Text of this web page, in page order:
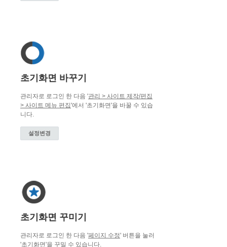
초기화면 바꾸기
관리자로 로그인 한 다음 '관리 > 사이트 제작/편집
> 사이트 메뉴 편집'에서 '초기화면'을 바꿀 수 있습
니다.
설정변경
초기화면 꾸미기
관리자로 로그인 한 다음 '페이지 수정' 버튼을 눌러
'초기화면'을 꾸밀 수 있습니다.